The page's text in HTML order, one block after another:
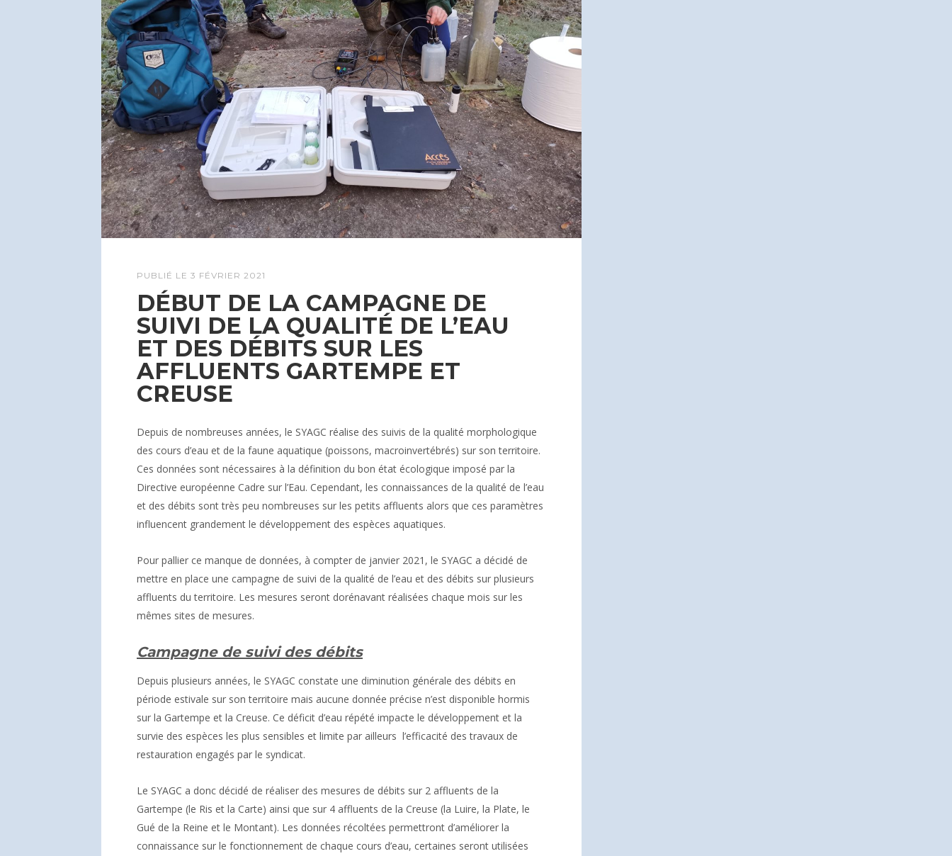
PUBLIÉ LE 3 FÉVRIER 2021
DÉBUT DE LA CAMPAGNE DE
SUIVI DE LA QUALITÉ DE L’EAU
ET DES DÉBITS SUR LES
AFFLUENTS GARTEMPE ET
CREUSE
Depuis de nombreuses années, le SYAGC réalise des suivis de la qualité morphologique
des cours d’eau et de la faune aquatique (poissons, macroinvertébrés) sur son territoire.
Ces données sont nécessaires à la définition du bon état écologique imposé par la
Directive européenne Cadre sur l’Eau. Cependant, les connaissances de la qualité de l’eau
et des débits sont très peu nombreuses sur les petits affluents alors que ces paramètres
influencent grandement le développement des espèces aquatiques.
Pour pallier ce manque de données, à compter de janvier 2021, le SYAGC a décidé de
mettre en place une campagne de suivi de la qualité de l’eau et des débits sur plusieurs
affluents du territoire. Les mesures seront dorénavant réalisées chaque mois sur les
mêmes sites de mesures.
Campagne de suivi des débits
Depuis plusieurs années, le SYAGC constate une diminution générale des débits en
période estivale sur son territoire mais aucune donnée précise n’est disponible hormis
sur la Gartempe et la Creuse. Ce déficit d’eau répété impacte le développement et la
survie des espèces les plus sensibles et limite par ailleurs l’efficacité des travaux de
restauration engagés par le syndicat.
Le SYAGC a donc décidé de réaliser des mesures de débits sur 2 affluents de la
Gartempe (le Ris et la Carte) ainsi que sur 4 affluents de la Creuse (la Luire, la Plate, le
Gué de la Reine et le Montant). Les données récoltées permettront d’améliorer la
connaissance sur le fonctionnement de chaque cours d’eau, certaines seront utilisées